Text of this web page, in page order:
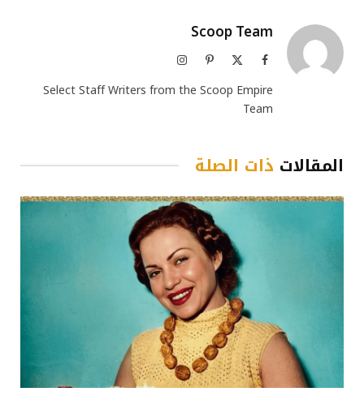
Scoop Team
فيسبوك بينتيريستالانستغرام
Select Staff Writers from the Scoop Empire
Team
المقالات ذات الصلة